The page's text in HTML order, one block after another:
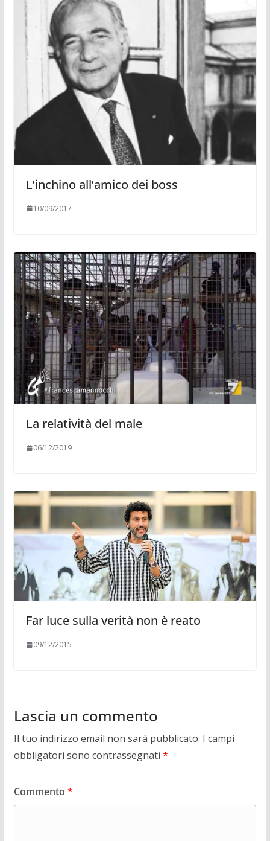
L’inchino all’amico dei boss
10/09/2017
La relatività del male
06/12/2019
Far luce sulla verità non è reato
09/12/2015
Lascia un commento
Il tuo indirizzo email non sarà pubblicato. I campi
obbligatori sono contrassegnati *
Commento *